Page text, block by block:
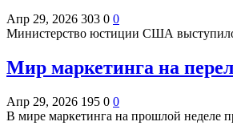
Апр 29, 2026 303 0 0
Министерство юстиции США выступило
Мир маркетинга на
Апр 29, 2026 195 0 0
В мире маркетинга на прошлой неделе